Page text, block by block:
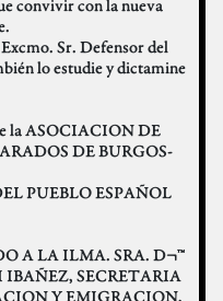
convivir con la nueva
Sr. Defensor del
lo estudie y dictamine
la ASOCIACION DE
DE BURGOS-
PUEBLO ESPAÑOL
A LA ILMA. SRA. D¬™
SECRETARIA
Y EMIGRACION,